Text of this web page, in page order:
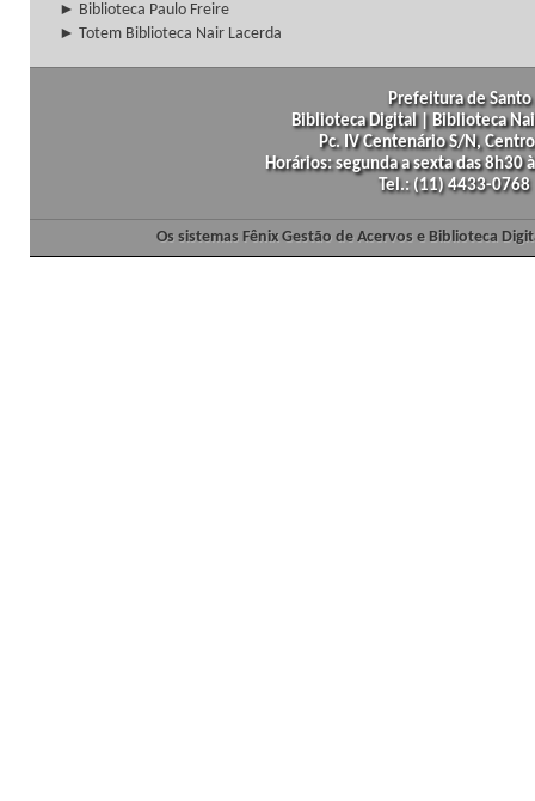
► Biblioteca Paulo Freire
► Totem Biblioteca Nair Lacerda
Prefeitura de
Biblioteca Digital | Biblioteca
Pc. IV Centenário S/N,
Horários: segunda a sexta das
Tel.: (11) 4433-
Os sistemas Fênix Gestão de Acervos e Biblioteca